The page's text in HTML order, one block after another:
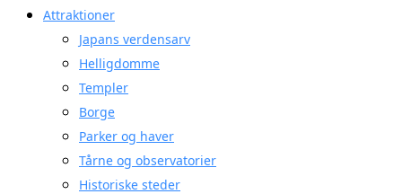
Attraktioner
Japans verdensarv
Helligdomme
Templer
Borge
Parker og haver
Tårne og observatorier
Historiske steder